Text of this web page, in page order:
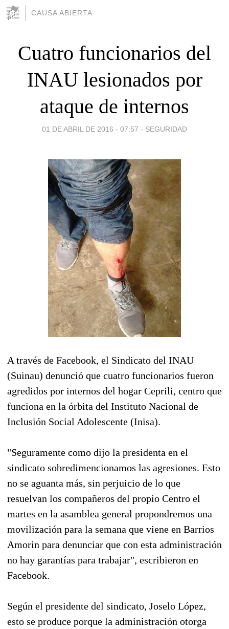
CAUSA ABIERTA
Cuatro funcionarios del
INAU lesionados por
ataque de internos
01 DE ABRIL DE 2016 - 07:57 - SEGURIDAD
A través de Facebook, el Sindicato del INAU
(Suinau) denunció que cuatro funcionarios fueron
agredidos por internos del hogar Ceprili, centro que
funciona en la órbita del Instituto Nacional de
Inclusión Social Adolescente (Inisa).
"Seguramente como dijo la presidenta en el
sindicato sobredimencionamos las agresiones. Esto
no se aguanta más, sin perjuicio de lo que
resuelvan los compañeros del propio Centro el
martes en la asamblea general propondremos una
movilización para la semana que viene en Barrios
Amorin para denunciar que con esta administración
no hay garantías para trabajar", escribieron en
Facebook.
Según el presidente del sindicato, Joselo López,
esto se produce porque la administración otorga